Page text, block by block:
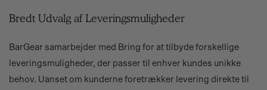
Bredt Udvalg af Leveringsmuligheder
BarGear samarbejder med Bring for at tilbyde forskellige
leveringsmuligheder, der passer til enhver kundes unikke
behov. Uanset om kunderne foretrækker levering direkte til